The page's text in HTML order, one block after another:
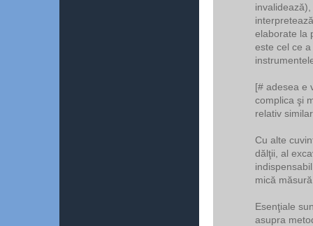
elaborate la
este cel ce
[# adesea e
complica şi
relativ
Cu alte
dălţii, al
mică
Esenţiale
asupra